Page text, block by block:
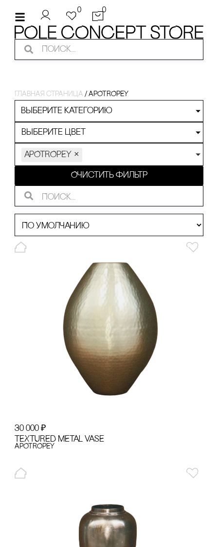
0 0
Главная страница / APOTROPEY
Выберите категорию
Выберите цвет
APOTROPEY ×
Очистить фильтр
30 000 ₽
TEXTURED METAL VASE
APOTROPEY